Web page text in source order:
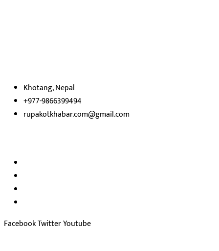
Khotang, Nepal
+977-9866399494
rupakotkhabar.com@gmail.com
FacebookTwitterYoutube